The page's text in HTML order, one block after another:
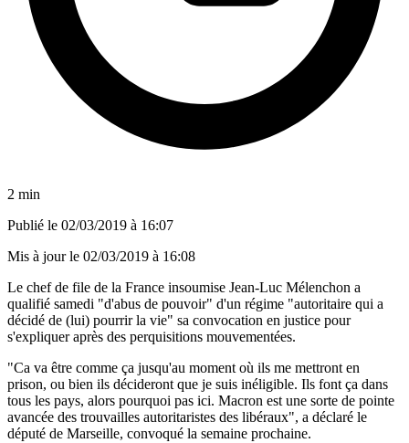
2 min
Publié le 02/03/2019 à 16:07
Mis à jour le 02/03/2019 à 16:08
Le chef de file de la France insoumise Jean-Luc Mélenchon a
qualifié samedi "d'abus de pouvoir" d'un régime "autoritaire qui a
décidé de (lui) pourrir la vie" sa convocation en justice pour
s'expliquer après des perquisitions mouvementées.
"Ca va être comme ça jusqu'au moment où ils me mettront en
prison, ou bien ils décideront que je suis inéligible. Ils font ça dans
tous les pays, alors pourquoi pas ici. Macron est une sorte de pointe
avancée des trouvailles autoritaristes des libéraux", a déclaré le
député de Marseille, convoqué la semaine prochaine.